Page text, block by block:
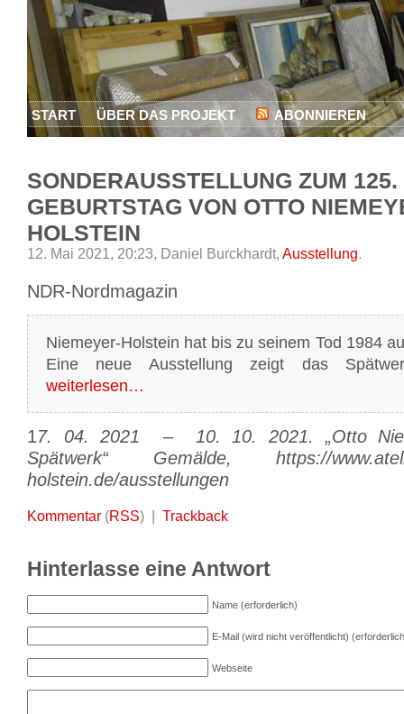
START ÜBER DAS PROJEKT ABONNIEREN
SONDERAUSSTELLUNG ZUM 125.
GEBURTSTAG VON OTTO
HOLSTEIN
12. Mai 2021, 20:23, Daniel Burckhardt, Ausstellung.
NDR-Nordmagazin
Niemeyer-Holstein hat bis zu seinem Tod 1984
Eine neue Ausstellung zeigt das
weiterlesen…
17. 04. 2021 – 10. 10. 2021. „Otto
Spätwerk“ Gemälde, https://
holstein.de/ausstellungen
Kommentar (RSS) | Trackback
Hinterlasse eine Antwort
Name (erforderlich)
E-Mail (wird nicht veröffentlicht)
Webseite